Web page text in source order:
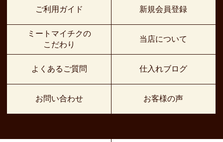
ご利用ガイド
ミートマイチクの
こだわり
よくあるご質問
お問い合わせ
新規会員登録
当店について
仕入れブログ
お客様の声